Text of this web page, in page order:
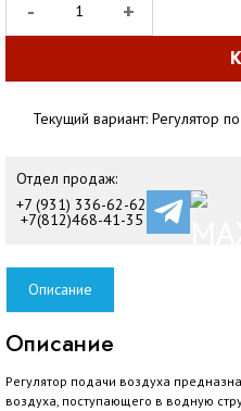
- +
Текущий вариант: Регулятор
Отдел продаж:
+7 (931) 336-62-62
+7(812)468-41-35
Описание
Описание
Регулятор подачи воздуха
воздуха, поступающего в водную